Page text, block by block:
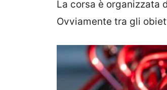
La corsa è organizzata
Ovviamente tra gli